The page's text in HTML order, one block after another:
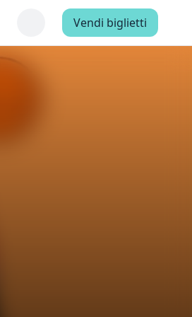
Vendi biglietti